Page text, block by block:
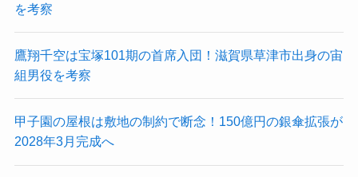
を考察
鷹翔千空は宝塚101期の首席入団！滋賀県草津市出身の宙
組男役を考察
甲子園の屋根は敷地の制約で断念！150億円の銀傘拡張が
2028年3月完成へ